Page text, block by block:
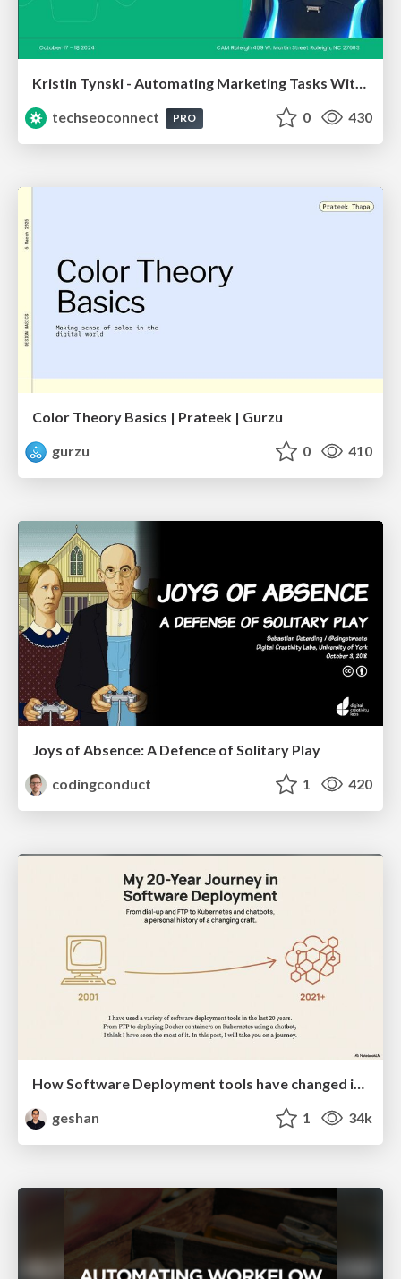
Kristin Tynski - Automating Marketing Tasks With AI
techseoconnect
PRO 0 430
Color Theory Basics | Prateek | Gurzu
gurzu
0 410
Joys of Absence: A Defence of Solitary Play
codingconduct
1 420
geshan
1 34k